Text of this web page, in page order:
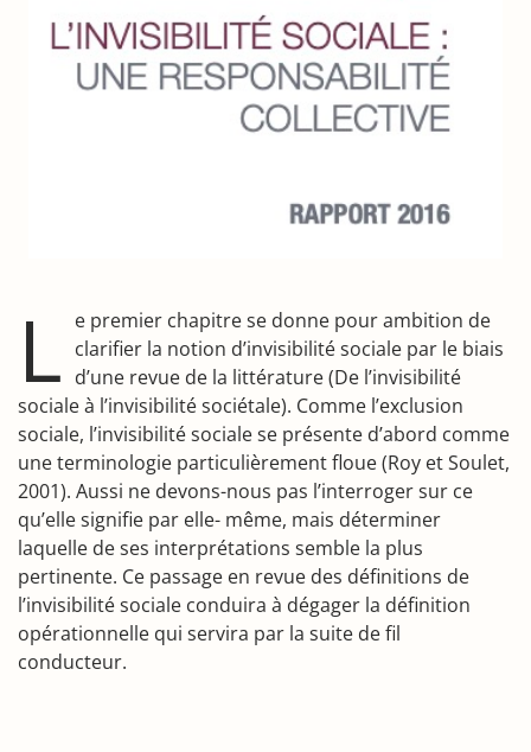
L e premier chapitre se donne pour ambition de
clarifier la notion d’invisibilité sociale par le biais
d’une revue de la littérature (De l’invisibilité
sociale à l’invisibilité sociétale). Comme l’exclusion
sociale, l’invisibilité sociale se présente d’abord comme
une terminologie particulièrement floue (Roy et Soulet,
2001). Aussi ne devons-nous pas l’interroger sur ce
qu’elle signifie par elle- même, mais déterminer
laquelle de ses interprétations semble la plus
pertinente. Ce passage en revue des définitions de
l’invisibilité sociale conduira à dégager la définition
opérationnelle qui servira par la suite de fil
conducteur.